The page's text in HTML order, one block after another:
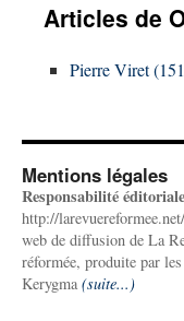
Articles de
Pierre Viret
Mentions légales
Responsabilité
http://
web de diffusion de La
réformée, produite par
Kerygma (suite...)